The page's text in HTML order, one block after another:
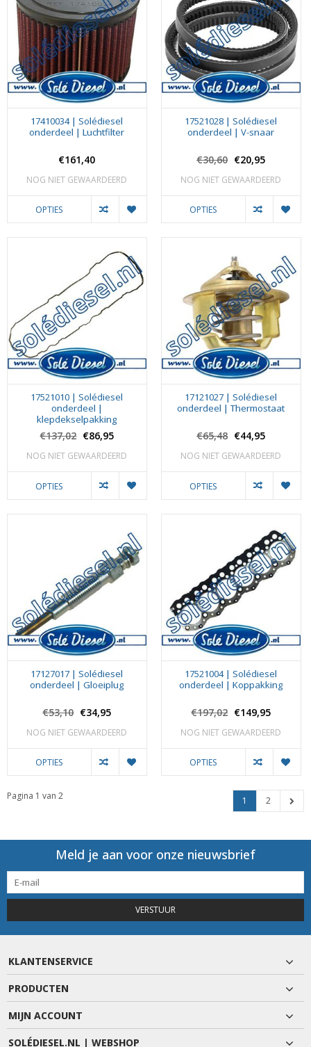
17410034 | Solédiesel
onderdeel | Luchtfilter
€161,40
NOG NIET GEWAARDEERD
OPTIES
17521028 | Solédiesel
onderdeel | V-snaar
€30,60 €20,95
NOG NIET GEWAARDEERD
OPTIES
17521010 | Solédiesel
onderdeel |
klepdekselpakking
€137,02 €86,95
NOG NIET GEWAARDEERD
OPTIES
17121027 | Solédiesel
onderdeel | Thermostaat
€65,48 €44,95
NOG NIET GEWAARDEERD
OPTIES
17127017 | Solédiesel
onderdeel | Gloeiplug
€53,10 €34,95
NOG NIET GEWAARDEERD
OPTIES
17521004 | Solédiesel
onderdeel | Koppakking
€197,02 €149,95
NOG NIET GEWAARDEERD
OPTIES
Pagina 1 van 2 1 2
Meld je aan voor onze nieuwsbrief
VERSTUUR
KLANTENSERVICE
PRODUCTEN
MIJN ACCOUNT
SOLÉDIESEL.NL | WEBSHOP